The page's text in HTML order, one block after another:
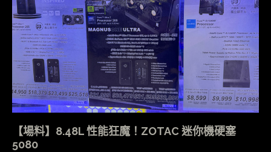
【場料】8.48L 性能狂魔！ZOTAC 迷你機硬塞
5080